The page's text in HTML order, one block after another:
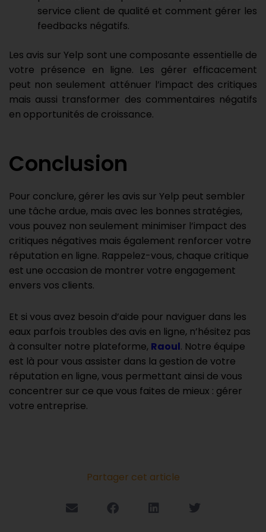
service client de qualité et comment gérer les
feedbacks négatifs.
Les avis sur Yelp sont une composante essentielle de
votre présence en ligne. Les gérer efficacement
peut non seulement atténuer l’impact des critiques
mais aussi transformer des commentaires négatifs
en opportunités de croissance.
Conclusion
Pour conclure, gérer les avis sur Yelp peut sembler
une tâche ardue, mais avec les bonnes stratégies,
vous pouvez non seulement minimiser l’impact des
critiques négatives mais également renforcer votre
réputation en ligne. Rappelez-vous, chaque critique
est une occasion de montrer votre engagement
envers vos clients.
Et si vous avez besoin d’aide pour naviguer dans les
eaux parfois troubles des avis en ligne, n’hésitez pas
à consulter notre plateforme, Raoul. Notre équipe
est là pour vous assister dans la gestion de votre
réputation en ligne, vous permettant ainsi de vous
concentrer sur ce que vous faites de mieux : gérer
votre entreprise.
Partager cet article